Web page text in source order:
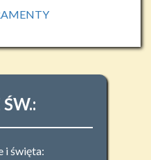
i święta: